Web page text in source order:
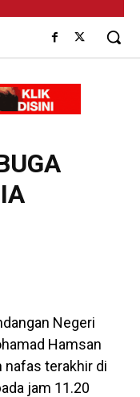
Negeri
Hamsan
nafas terakhir di
jam 11.20